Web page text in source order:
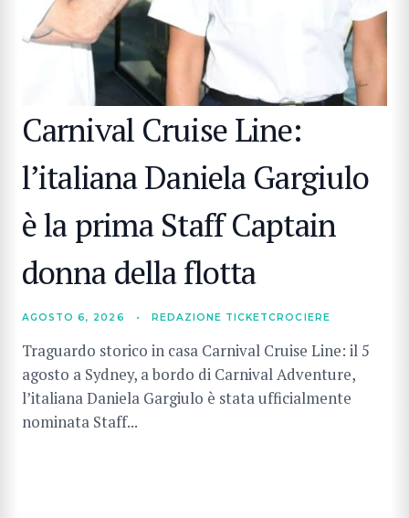
Carnival Cruise Line:
l’italiana Daniela Gargiulo
è la prima Staff Captain
donna della flotta
AGOSTO 6, 2026 • REDAZIONE TICKETCROCIERE
Traguardo storico in casa Carnival Cruise Line: il 5
agosto a Sydney, a bordo di Carnival Adventure,
l’italiana Daniela Gargiulo è stata ufficialmente
nominata Staff...